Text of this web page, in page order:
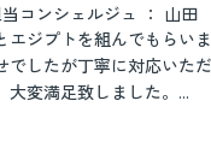
コンシェルジュ ： 山
エジプトを組んでもらい
でしたが丁寧に対応いた
変満足致しました。...